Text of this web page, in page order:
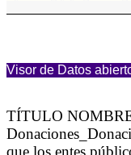
Visor de Datos
TÍTULO
que los entes